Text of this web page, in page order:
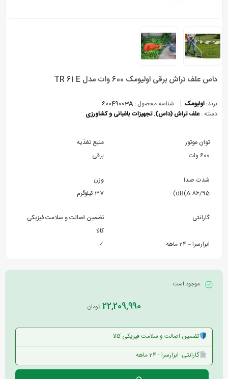
داس علف تراش برقی اولیومک 600 وات مدل TR 61 E
برند: اولیومک شناسه محصول : 60049003A
دسته :علف تراش (داس),تجهیزات باغبانی و کشاورزی
توان موتور
600 وات
منبع تغذیه
برقی
شدت صدا
86/95 dB(A)
وزن
3.7 کیلوگرم
گارانتی
ابزارسرا – 24 ماهه
تضمین اصالت و سلامت فیزیکی
کالا
✓
موجود است
22,209,990 تومان
تضمین اصالت و سلامت فیزیکی کالا
گارانتی: ابزارسرا - 24 ماهه